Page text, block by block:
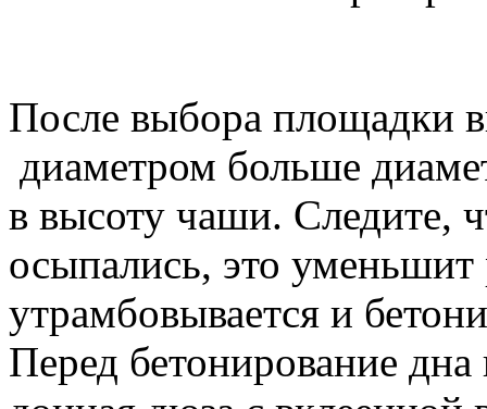
После выбора площадки
диаметром больше
в высоту чаши. Следите,
осыпались, это уменьшит
утрамбовывается и
Перед бетонирование дна